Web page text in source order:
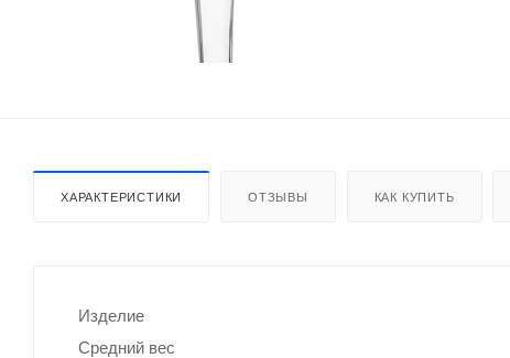
ХАРАКТЕРИСТИКИ ОТЗЫВЫ КАК КУПИТЬ
Изделие
Средний вес